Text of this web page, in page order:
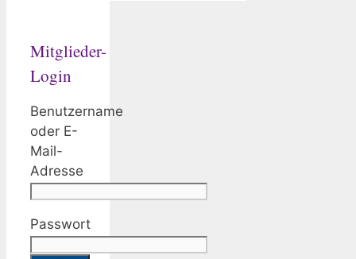
Mitglieder-
Login
Benutzername
oder E-
Mail-
Adresse
Passwort